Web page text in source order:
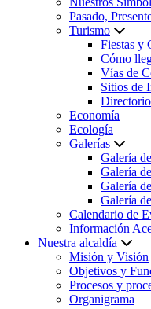
Pasado,
Turismo
Fiestas y
Cómo
Vías de
Sitios de
Economía
Ecología
Galerías
Galería
Galería
Galería
Galería
Calendario de
Información
Nuestra alcaldía
Misión y Visión
Objetivos y
Procesos y
Organigrama